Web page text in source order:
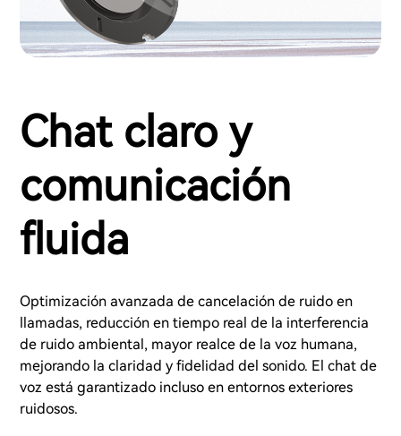
Chat claro y
comunicación
fluida
Optimización avanzada de cancelación de ruido en
llamadas, reducción en tiempo real de la interferencia
de ruido ambiental, mayor realce de la voz humana,
mejorando la claridad y fidelidad del sonido. El chat de
voz está garantizado incluso en entornos exteriores
ruidosos.